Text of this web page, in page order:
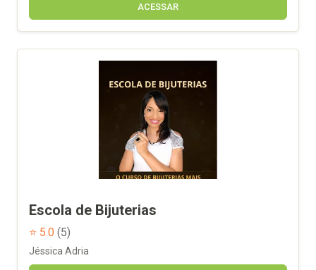
ACESSAR
Escola de Bijuterias
⭐ 5.0 (5)
Jéssica Adria